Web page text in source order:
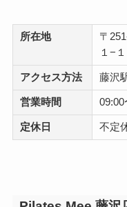
所在地
〒
１−
アクセス方法 藤沢
営業時間 09:00
定休日 不定